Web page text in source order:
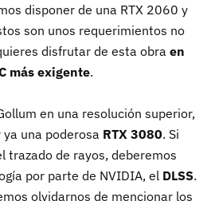
disponer de una RTX 2060 y
son unos requerimientos no
disfrutar de esta obra en
más exigente.
en una resolución superior,
una poderosa RTX 3080. Si
trazado de rayos, deberemos
por parte de NVIDIA, el DLSS.
olvidarnos de mencionar los